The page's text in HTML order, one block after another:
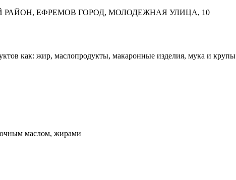
РАЙОН, ЕФРЕМОВ ГОРОД, МОЛОДЕЖНАЯ УЛИЦА, 10
как: жир, маслопродукты, макаронные изделия, мука и крупы
маслом, жирами